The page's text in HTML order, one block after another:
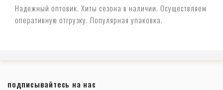
Надежный оптовик. Хиты сезона в наличии. Осуществляем
оперативную отгрузку. Популярная упаковка.
подписывайтесь на нас